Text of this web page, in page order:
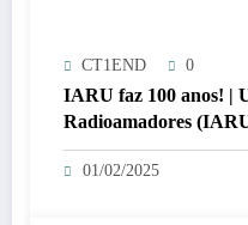
CT1END 0
IARU faz 100 anos! |
Radioamadores
01/02/2025